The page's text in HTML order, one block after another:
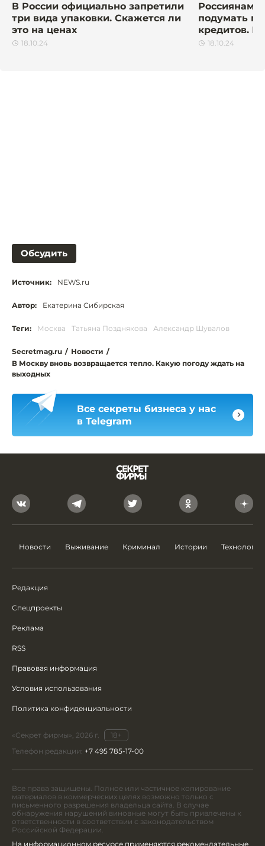
В России официально запретили
три вида упаковки. Скажется ли
это на ценах
18.10.24
Россиянам
подумать
кредитов.
18.10.24
Обсудить
Источник: NEWS.ru
Автор: Екатерина Сибирская
Теги: Москва Татьяна Позднякова Александр Шувалов
Secretmag.ru / Новости /
В Москву вновь возвращается тепло. Какую погоду ждать на
выходных
Все секреты бизнеса у нас
в Telegram
Новости Выживание Криминал Истории Технологии
Редакция
Спецпроекты
Реклама
RSS
Правовая информация
Условия использования
Политика конфиденциальности
«Секрет фирмы», 2026 г.
18+
Телефон редакции: +7 495 785-17-00
Все права защищены. Полное или частичное копирование
материалов в коммерческих целях возможно только с
письменного разрешения владельца сайта. В случае
обнаружения нарушений виновные могут быть привлечены к
ответственности в соответствии с законодательством
Российской Федерации.
На информационном ресурсе применяются рекомендательные